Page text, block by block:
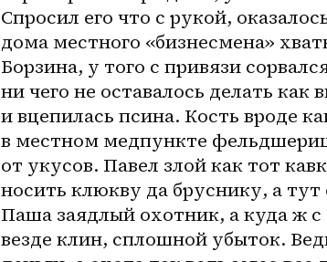
Спросил его что с рукой,
дома местного «бизнесмена»
Борзина, у того с привязи
ни чего не оставалось делать
и вцепилась псина. Кость вроде
в местном медпункте
от укусов. Павел злой как тот
носить клюкву да бруснику, а тут
Паша заядлый охотник, а куда ж
везде клин, сплошной убыток.